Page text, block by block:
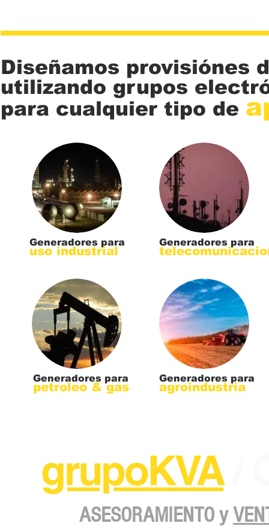
Diseñamos provisiónes
utilizando grupos
para cualquier tipo de
Generadores para
uso industrial
Generadores para
petroleo & gas
Generadores para
Generadores para
agroindustria
grupoKVA
ASESORAMIENTO y